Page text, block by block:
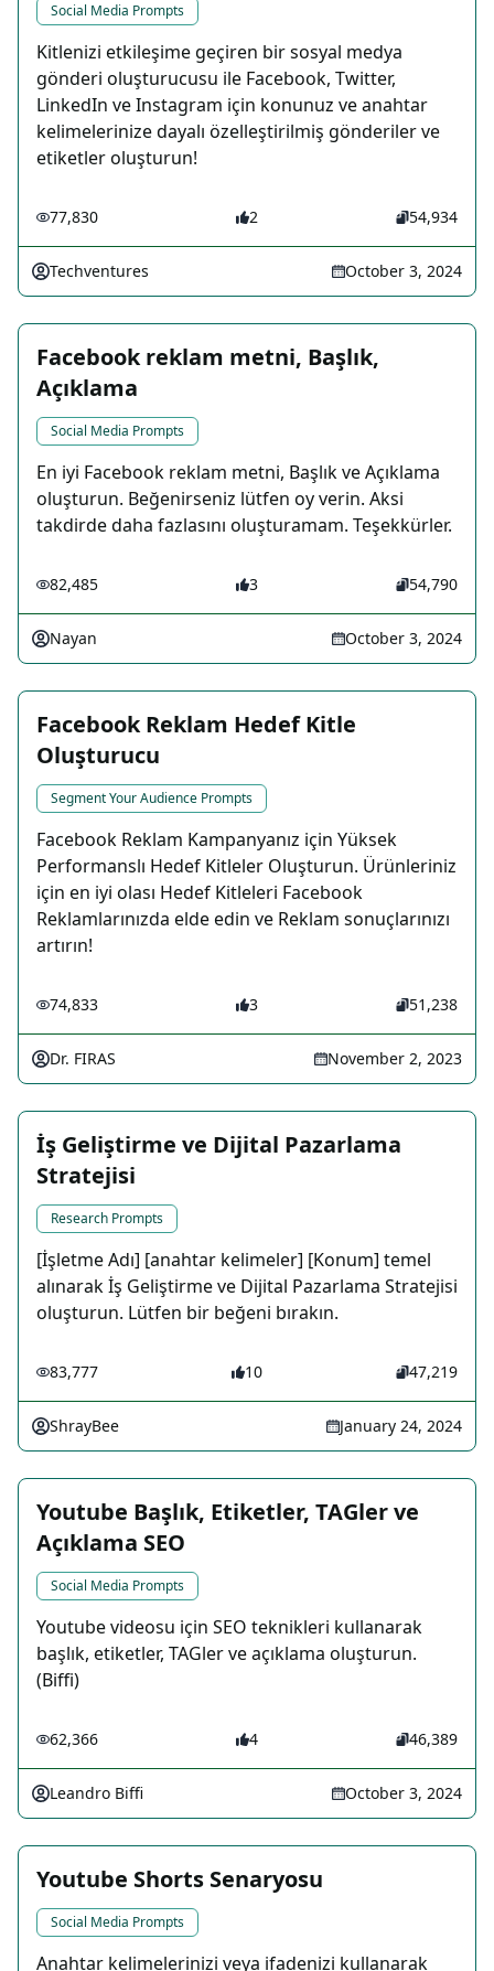
Social Media Prompts
Kitlenizi etkileşime geçiren bir sosyal medya
gönderi oluşturucusu ile Facebook, Twitter,
LinkedIn ve Instagram için konunuz ve anahtar
kelimelerinize dayalı özelleştirilmiş gönderiler ve
etiketler oluşturun!
77,830 2 54,934
Techventures October 3, 2024
Facebook reklam metni, Başlık,
Açıklama
Social Media Prompts
En iyi Facebook reklam metni, Başlık ve Açıklama
oluşturun. Beğenirseniz lütfen oy verin. Aksi
takdirde daha fazlasını oluşturamam. Teşekkürler.
82,485 3 54,790
Nayan October 3, 2024
Facebook Reklam Hedef Kitle
Oluşturucu
Segment Your Audience Prompts
Facebook Reklam Kampanyanız için Yüksek
Performanslı Hedef Kitleler Oluşturun. Ürünleriniz
için en iyi olası Hedef Kitleleri Facebook
Reklamlarınızda elde edin ve Reklam sonuçlarınızı
artırın!
74,833 3 51,238
Dr. FIRAS November 2, 2023
İş Geliştirme ve Dijital Pazarlama
Stratejisi
Research Prompts
[İşletme Adı] [anahtar kelimeler] [Konum] temel
alınarak İş Geliştirme ve Dijital Pazarlama Stratejisi
oluşturun. Lütfen bir beğeni bırakın.
83,777 10 47,219
ShrayBee January 24, 2024
Youtube Başlık, Etiketler, TAGler ve
Açıklama SEO
Social Media Prompts
Youtube videosu için SEO teknikleri kullanarak
başlık, etiketler, TAGler ve açıklama oluşturun.
(Biffi)
62,366 4 46,389
Leandro Biffi October 3, 2024
Youtube Shorts Senaryosu
Social Media Prompts
Anahtar kelimelerinizi veya ifadenizi kullanarak